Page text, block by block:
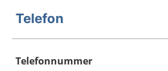
Telefon
Telefonnummer